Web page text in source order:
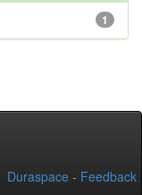
1
Duraspace - Feedback